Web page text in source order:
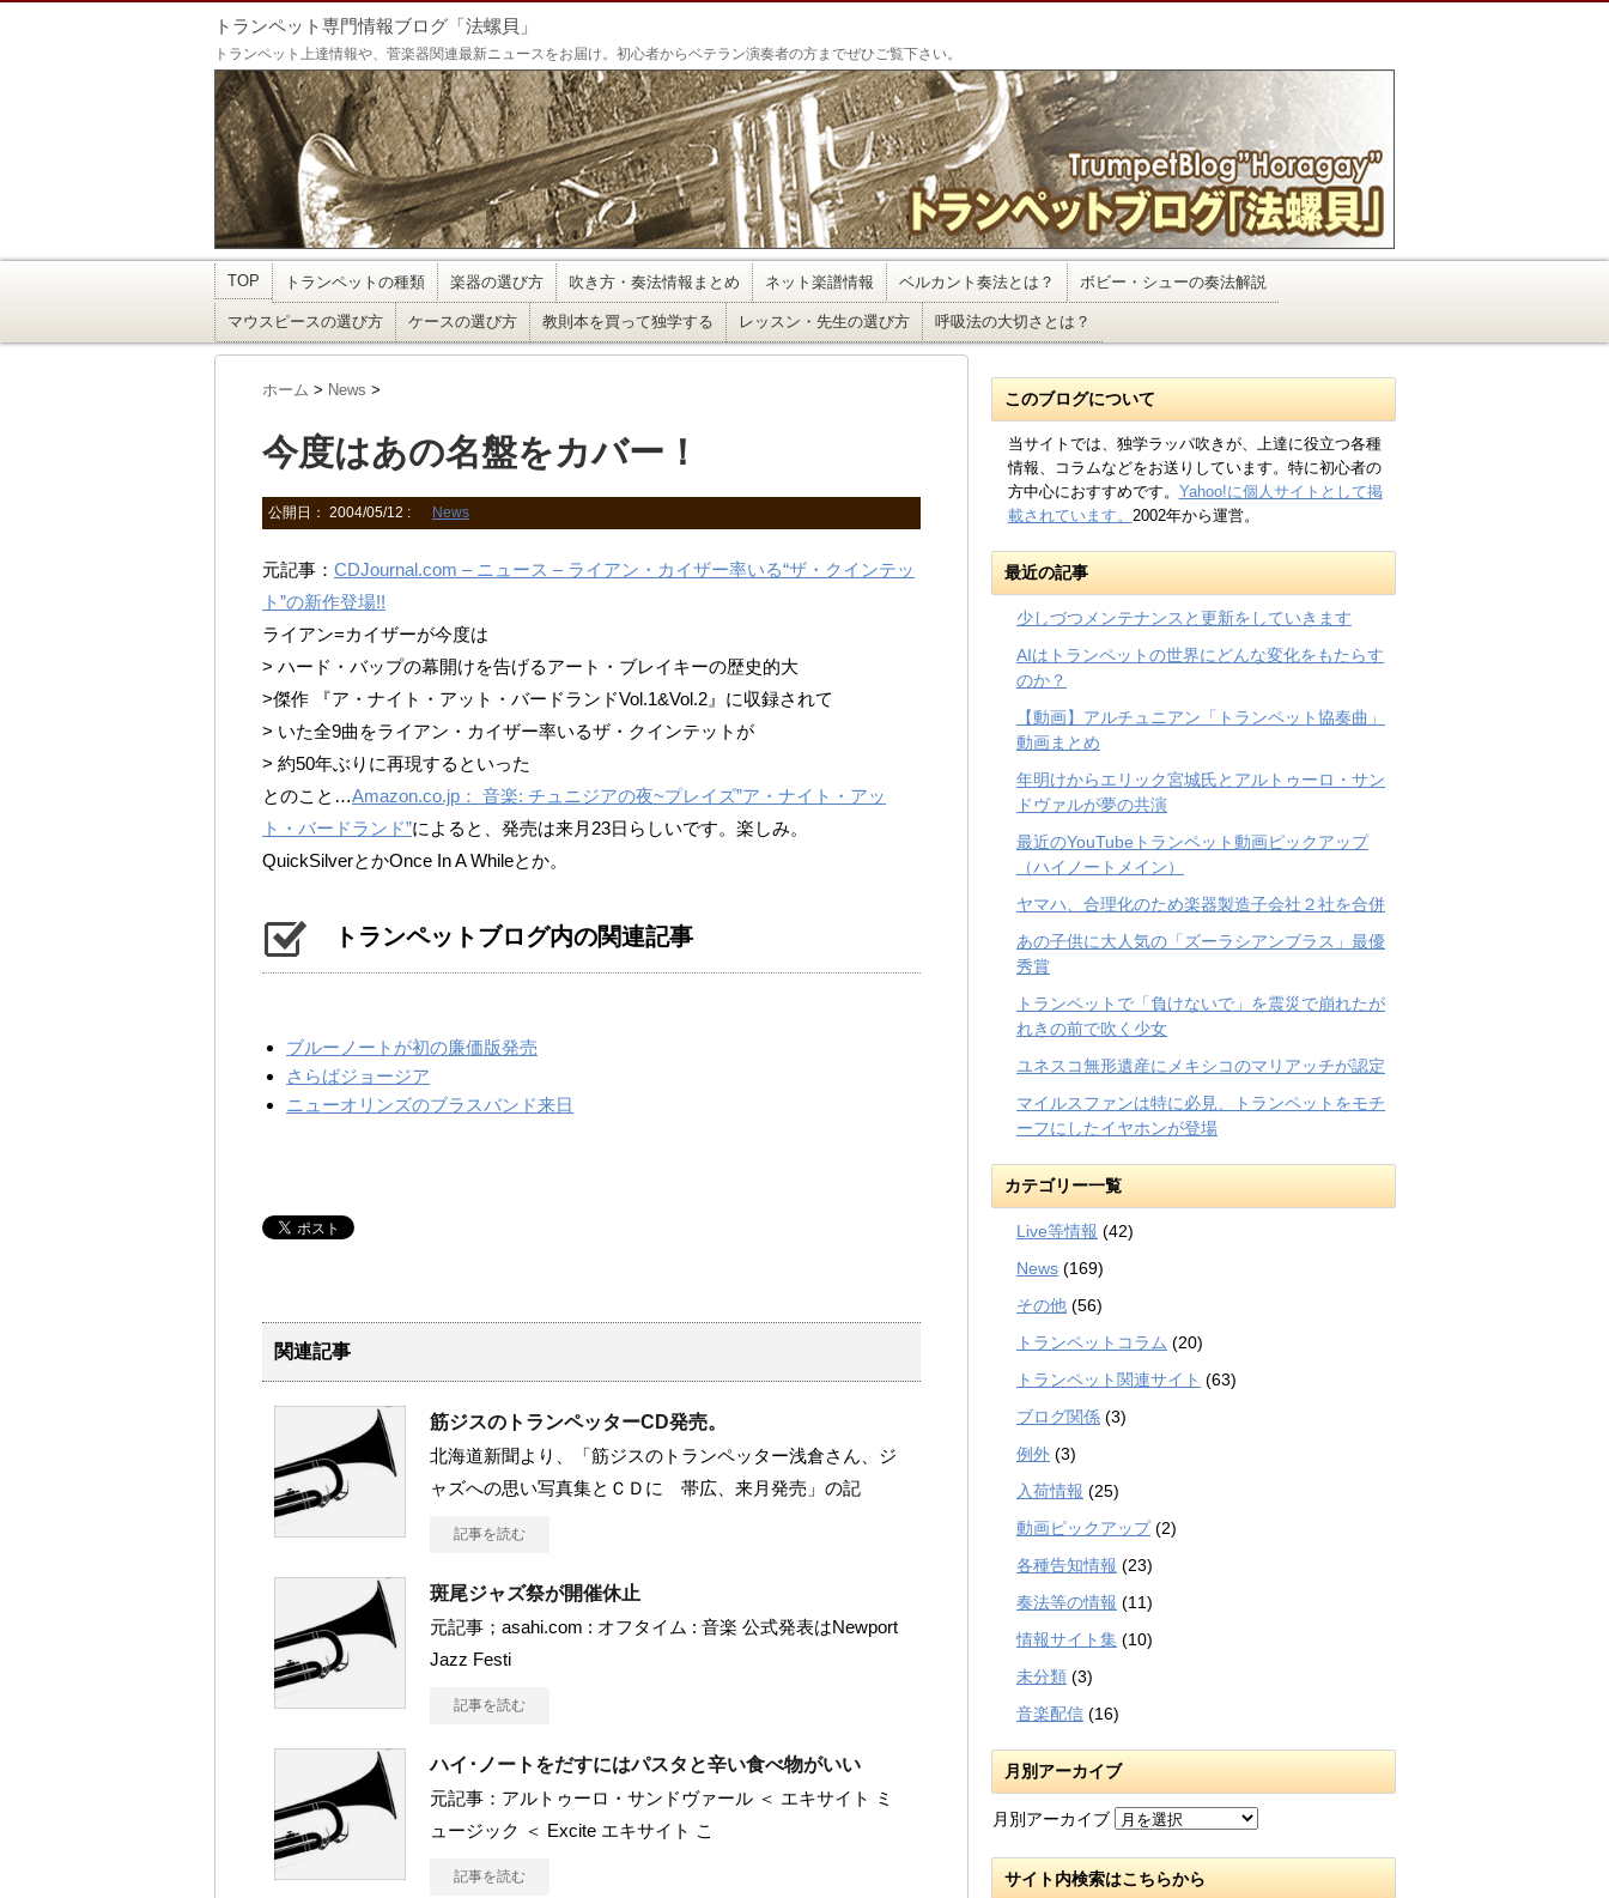
トランペット専門情報ブログ「法螺貝」
トランペット上達情報や、菅楽器関連最新ニュースをお届け。初心者からベテラン演奏者の方までぜひご覧下さい。
TOP トランペットの種類 楽器の選び方 吹き方・奏法情報まとめ ネット楽譜情報 ベルカント奏法とは？ ボビー・シューの奏法解説
マウスピースの選び方 ケースの選び方 教則本を買って独学する レッスン・先生の選び方 呼吸法の大切さとは？
ホーム > News >
今度はあの名盤をカバー！
公開日： 2004/05/12 : News
元記事： CDJournal.com – ニュース – ライアン・カイザー率いる“ザ・クインテッ
ト”の新作登場!!
ライアン=カイザーが今度は
> ハード・バップの幕開けを告げるアート・ブレイキーの歴史的大
>傑作 『ア・ナイト・アット・バードランドVol.1&Vol.2』に収録されて
> いた全9曲をライアン・カイザー率いるザ・クインテットが
> 約50年ぶりに再現するといった
とのこと…Amazon.co.jp： 音楽: チュニジアの夜~プレイズ”ア・ナイト・アッ
ト・バードランド”によると、発売は来月23日らしいです。楽しみ。
QuickSilverとかOnce In A Whileとか。
トランペットブログ内の関連記事
ブルーノートが初の廉価版発売
さらばジョージア
ニューオリンズのブラスバンド来日
関連記事
筋ジスのトランペッターCD発売。
北海道新聞より、「筋ジスのトランペッター浅倉さん、ジ
ャズへの思い写真集とＣＤに 帯広、来月発売」の記
記事を読む
斑尾ジャズ祭が開催休止
元記事；asahi.com : オフタイム : 音楽 公式発表はNewport
Jazz Festi
記事を読む
ハイ･ノートをだすにはパスタと辛い食べ物がいい
元記事：アルトゥーロ・サンドヴァール ＜ エキサイト ミ
ュージック ＜ Excite エキサイト こ
記事を読む
このブログについて
当サイトでは、独学ラッパ吹きが、上達に役立つ各種
情報、コラムなどをお送りしています。特に初心者の
方中心におすすめです。
Yahoo!に個人サイトとして掲
載されています。 2002年から運営。
最近の記事
少しづつメンテナンスと更新をしていきます
AIはトランペットの世界にどんな変化をもたらす
のか？
【動画】アルチュニアン「トランペット協奏曲」
動画まとめ
年明けからエリック宮城氏とアルトゥーロ・サン
ドヴァルが夢の共演
最近のYouTubeトランペット動画ピックアップ
（ハイノートメイン）
ヤマハ、合理化のため楽器製造子会社２社を合併
あの子供に大人気の「ズーラシアンブラス」最優
秀賞
トランペットで「負けないで」を震災で崩れたが
れきの前で吹く少女
ユネスコ無形遺産にメキシコのマリアッチが認定
マイルスファンは特に必見、トランペットをモチ
ーフにしたイヤホンが登場
カテゴリー一覧
Live等情報 (42)
News (169)
その他 (56)
トランペットコラム (20)
トランペット関連サイト (63)
ブログ関係 (3)
例外 (3)
入荷情報 (25)
動画ピックアップ(2)
各種告知情報 (23)
奏法等の情報 (11)
情報サイト集 (10)
未分類 (3)
音楽配信 (16)
月別アーカイブ
月別アーカイブ
サイト内検索はこちらから